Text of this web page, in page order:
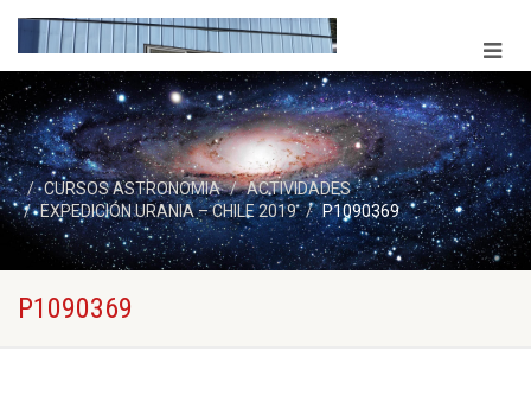
CURSOS ASTRONOMIA
ACTIVIDADES
EXPEDICIÓN URANIA – CHILE 2019
P1090369
P1090369